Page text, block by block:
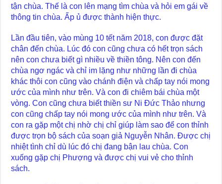
tận chùa. Thế là con lên mạng tìm chùa và hỏi em gái về
thông tin chùa. Ấp ủ được thành hiện thực.
Lần đầu tiên, vào mùng 10 tết năm 2018, con được đặt
chân đến chùa. Lúc đó con cũng chưa có hết trọn sách
nên con chưa biết gì nhiều về thiền tông. Nên con đến
chùa ngơ ngác và chỉ im lặng như những lần đi chùa
khác thôi con cũng vào chánh điện và chấp tay nói mong
ước của mình như trên. Và con đi chiêm bái chùa một
vòng. Con cũng chưa biết thiền sư Ni Đức Thảo nhưng
con cũng chấp tay nói mong ước của mình như trên. Và
con ra gặp một chị nhờ chị chỉ giúp làm sao để con thỉnh
được trọn bộ sách của soạn giả Nguyễn Nhân. Được chị
nhiệt tình chỉ dù lúc đó chị đang bận lau chùa. Con
xuống gặp chị Phượng và được chị vui vẻ cho thỉnh
sách.